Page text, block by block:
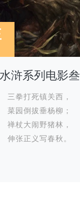
水浒系列电影叁
三拳打死镇关西，
菜园倒拔垂杨柳；
禅杖大闹野猪林，
伸张正义写春秋。